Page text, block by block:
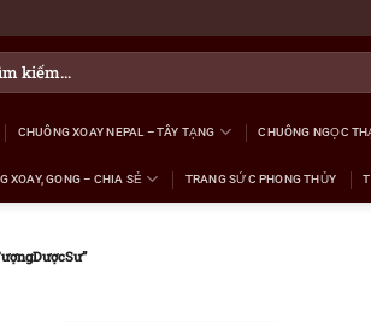
CHUÔNG XOAY NEPAL – TÂY TẠNG CHUÔNG NGỌC
XOAY, GONG – CHIA SẺ TRANG SỨC PHONG THỦY